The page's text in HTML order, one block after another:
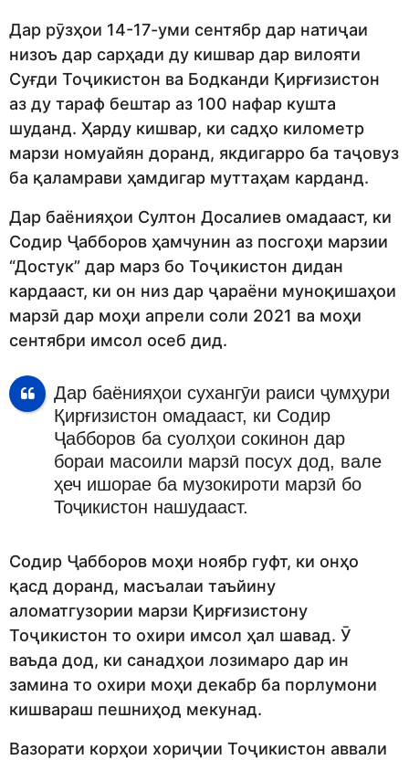
Дар рӯзҳои 14-17-уми сентябр дар натиҷаи
низоъ дар сарҳади ду кишвар дар вилояти
Суғди Тоҷикистон ва Бодканди Қирғизистон
аз ду тараф бештар аз 100 нафар кушта
шуданд. Ҳарду кишвар, ки садҳо километр
марзи номуайян доранд, якдигарро ба таҷовуз
ба қаламрави ҳамдигар муттаҳам карданд.
Дар баёнияҳои Султон Досалиев омадааст, ки
Содир Ҷабборов ҳамчунин аз посгоҳи марзии
“Достук” дар марз бо Тоҷикистон дидан
кардааст, ки он низ дар ҷараёни муноқишаҳои
марзӣ дар моҳи апрели соли 2021 ва моҳи
сентябри имсол осеб дид.
Дар баёнияҳои сухангӯи раиси ҷумҳури
Қирғизистон омадааст, ки Содир
Ҷабборов ба суолҳои сокинон дар
бораи масоили марзӣ посух дод, вале
ҳеч ишорае ба музокироти марзӣ бо
Тоҷикистон нашудааст.
Содир Ҷабборов моҳи ноябр гуфт, ки онҳо
қасд доранд, масъалаи таъйину
аломатгузории марзи Қирғизистону
Тоҷикистон то охири имсол ҳал шавад. Ӯ
ваъда дод, ки санадҳои лозимаро дар ин
замина то охири моҳи декабр ба порлумони
кишвараш пешниҳод мекунад.
Вазорати корҳои хориҷии Тоҷикистон аввали